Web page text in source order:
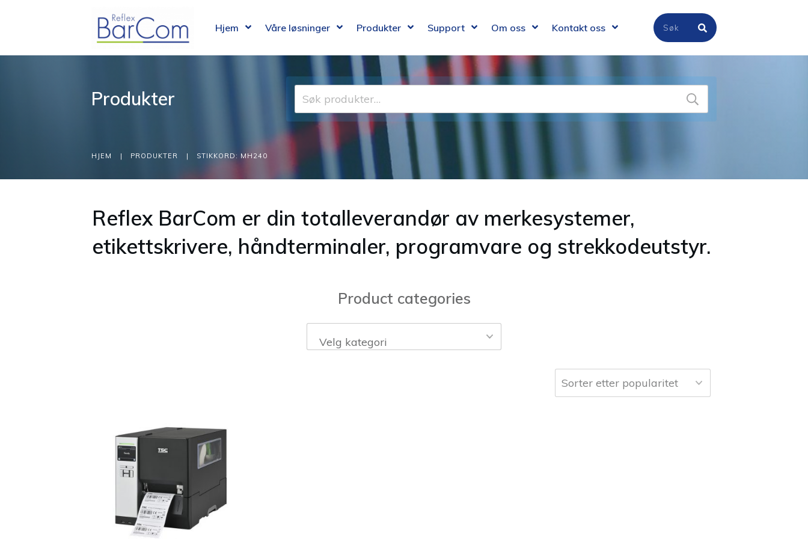
Hjem Våre løsninger Produkter Support Om oss Kontakt oss
Produkter
Søk
etter:
HJEM | PRODUKTER | STIKKORD: MH240
Reflex BarCom er din totalleverandør av merkesystemer,
etikettskrivere, håndterminaler, programvare og strekkodeutstyr.
Product categories
Velg kategori